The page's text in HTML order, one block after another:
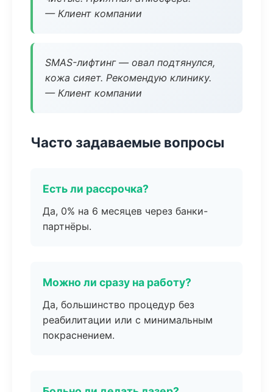
— Клиент компании
SMAS-лифтинг — овал подтянулся,
кожа сияет. Рекомендую клинику.
— Клиент компании
Часто задаваемые вопросы
Есть ли рассрочка?
Да, 0% на 6 месяцев через банки-
партнёры.
Можно ли сразу на работу?
Да, большинство процедур без
реабилитации или с минимальным
покраснением.